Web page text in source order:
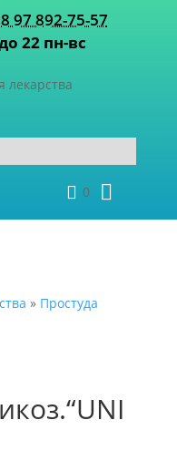
97 892-75-57
22 пн-вс
лекарства
0
» Простуда